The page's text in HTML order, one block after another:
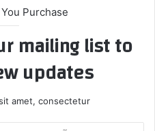
Purchase
mailing list to
updates!
amet, consectetur.